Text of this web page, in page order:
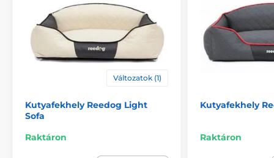
minőségi és tartós anyag
minden kutyának megfelelő
magas oldalfal
Változatok (1)
Kutyafekhely Reedog Light
Sofa
Raktáron
Kutyafekhely
Raktáron